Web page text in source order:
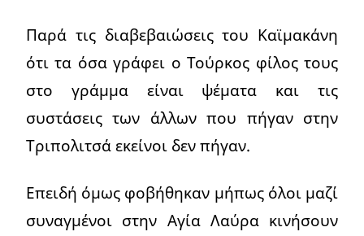
Παρά τις διαβεβαιώσεις του Καϊμακάνη
ότι τα όσα γράφει ο Τούρκος φίλος τους
στο γράμμα είναι ψέματα και τις
συστάσεις των άλλων που πήγαν στην
Τριπολιτσά εκείνοι δεν πήγαν.
Επειδή όμως φοβήθηκαν μήπως όλοι μαζί
συναγμένοι στην Αγία Λαύρα κινήσουν